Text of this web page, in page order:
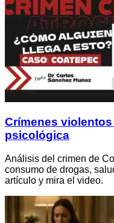
Crímenes
psicológica
Análisis del crimen de
consumo de drogas,
artículo y mira el video.